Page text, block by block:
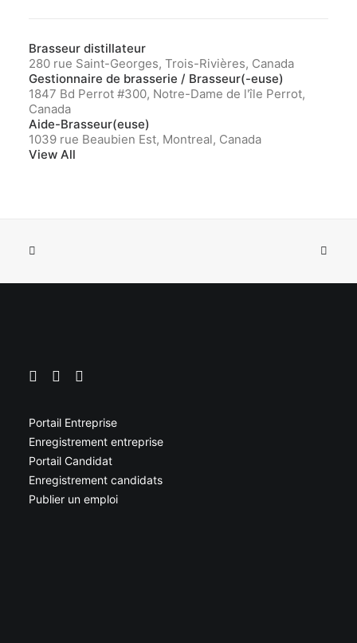
Brasseur distillateur
280 rue Saint-Georges, Trois-Rivières, Canada
Gestionnaire de brasserie / Brasseur(-euse)
1847 Bd Perrot #300, Notre-Dame de l'île Perrot,
Canada
Aide-Brasseur(euse)
1039 rue Beaubien Est, Montreal, Canada
View All
Portail Entreprise
Enregistrement entreprise
Portail Candidat
Enregistrement candidats
Publier un emploi